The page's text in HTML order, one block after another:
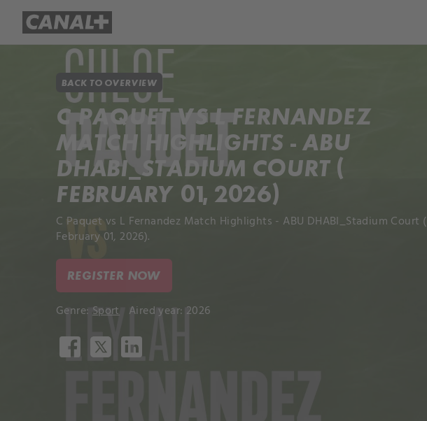
BACK TO OVERVIEW
C PAQUET VS L FERNANDEZ
MATCH HIGHLIGHTS - ABU
DHABI_STADIUM COURT (
FEBRUARY 01, 2026)
C Paquet vs L Fernandez Match Highlights - ABU DHABI_Stadium Court (
February 01, 2026).
REGISTER NOW
Genre: Sport Aired year: 2026